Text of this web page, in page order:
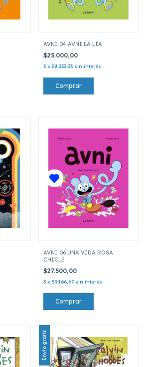
AVNI 04 AVNI LA LÍA
$25.000,00
3 x $8.333,33 sin interés
AVNI 06 UNA VIDA ROSA
CHICLE
$27.500,00
3 x $9.166,67 sin interés
Envío gratis